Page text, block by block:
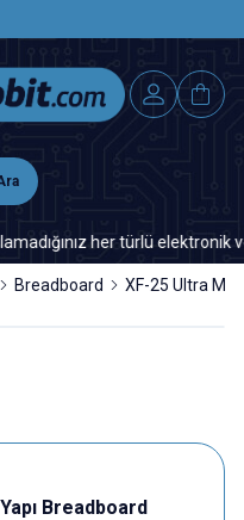
her türlü elektronik
Breadboard XF-25 Ultra
Breadboard